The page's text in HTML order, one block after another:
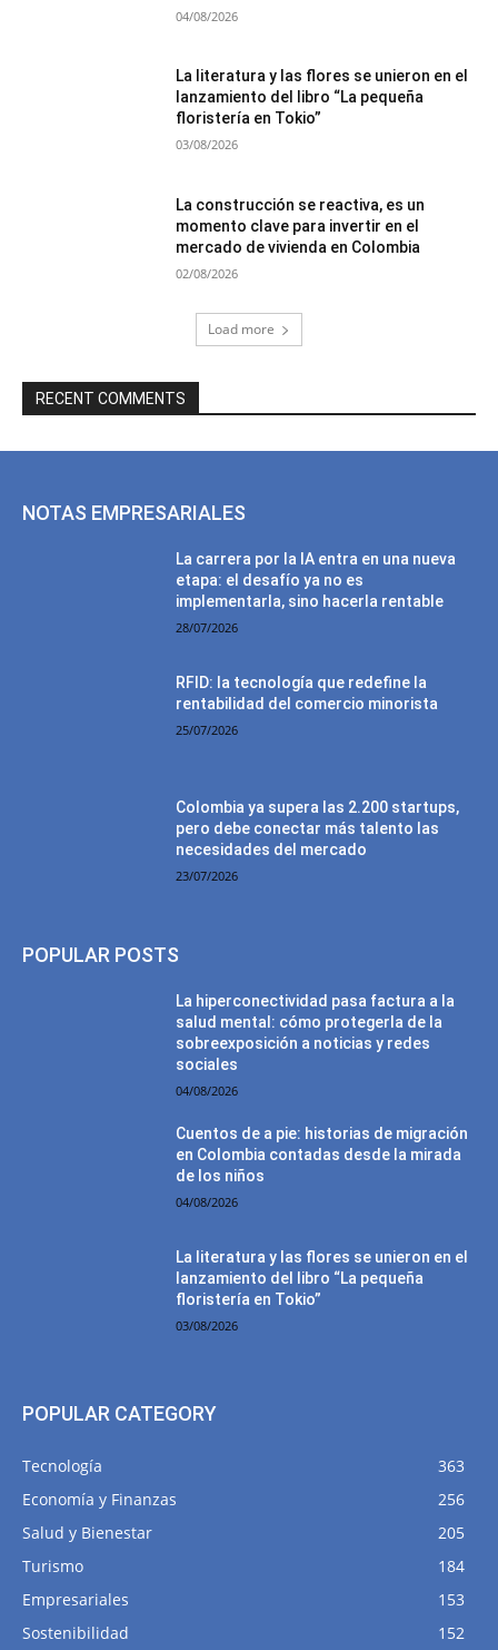
04/08/2026
La literatura y las flores se unieron en el
lanzamiento del libro “La pequeña
floristería en Tokio”
03/08/2026
La construcción se reactiva, es un
momento clave para invertir en el
mercado de vivienda en Colombia
02/08/2026
Load more
RECENT COMMENTS
NOTAS EMPRESARIALES
La carrera por la IA entra en una nueva
etapa: el desafío ya no es
implementarla, sino hacerla rentable
28/07/2026
RFID: la tecnología que redefine la
rentabilidad del comercio minorista
25/07/2026
Colombia ya supera las 2.200 startups,
pero debe conectar más talento las
necesidades del mercado
23/07/2026
POPULAR POSTS
La hiperconectividad pasa factura a la
salud mental: cómo protegerla de la
sobreexposición a noticias y redes
sociales
04/08/2026
Cuentos de a pie: historias de migración
en Colombia contadas desde la mirada
de los niños
04/08/2026
La literatura y las flores se unieron en el
lanzamiento del libro “La pequeña
floristería en Tokio”
03/08/2026
POPULAR CATEGORY
Tecnología
363
Economía y Finanzas
256
Salud y Bienestar
205
Turismo
184
Empresariales
153
Sostenibilidad
152